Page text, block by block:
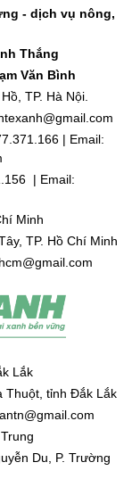
- dịch vụ nông,
Thắng
Văn Bình
TP. Hà Nội.
| Email:
| Email:
Minh
TP. Hồ Chí Minh
Lắk
Thuột, tỉnh Đắk Lắk
Du, P. Trường